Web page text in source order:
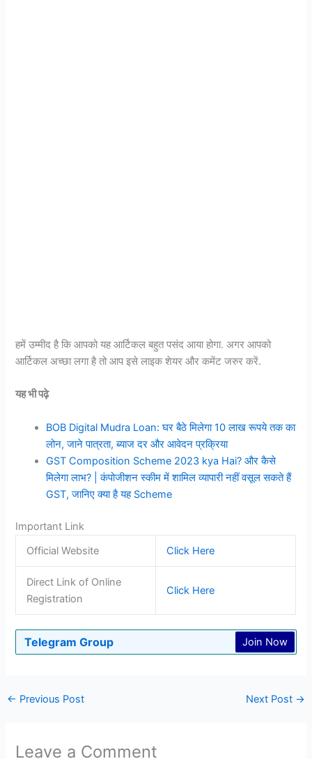
हमें उम्मीद है कि आपको यह आर्टिकल बहुत पसंद आया होगा. अगर आपको
आर्टिकल अच्छा लगा है तो आप इसे लाइक शेयर और कमेंट जरुर करें.
यह भी पढ़े
BOB Digital Mudra Loan: घर बैठे मिलेगा 10 लाख रूपये तक का
लोन, जाने पात्रता, ब्याज दर और आवेदन प्रक्रिया
GST Composition Scheme 2023 kya Hai? और कैसे
मिलेगा लाभ? | कंपोजीशन स्कीम में शामिल व्यापारी नहीं वसूल सकते हैं
GST, जानिए क्या है यह Scheme
Important Link
Official Website
Click Here
Direct Link of Online
Registration
Click Here
Telegram Group Join Now
← Previous Post Next Post →
Leave a Comment